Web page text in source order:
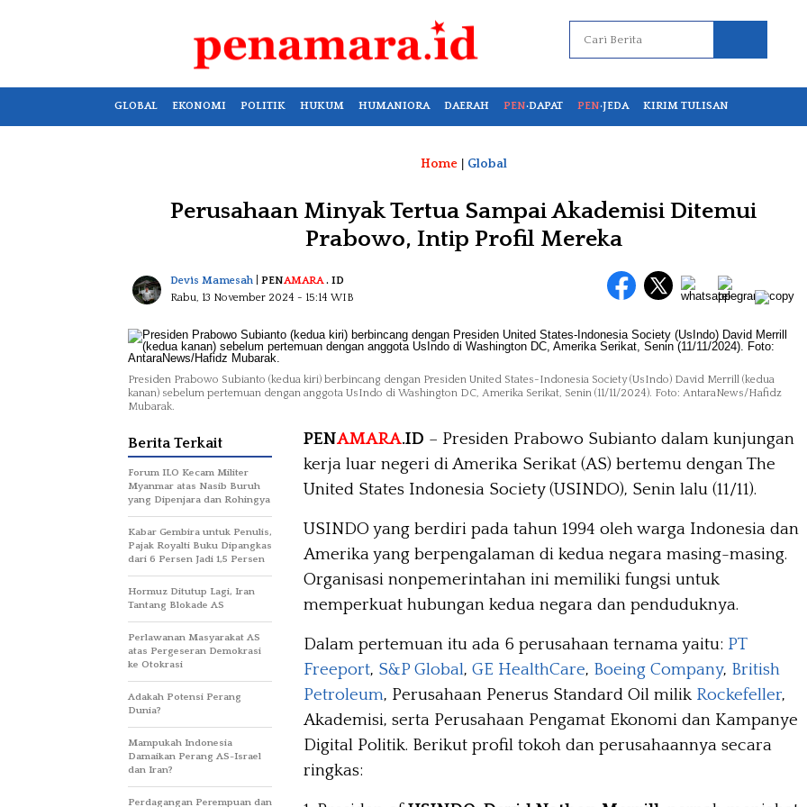
GLOBAL EKONOMI POLITIK HUKUM HUMANIORA DAERAH PEN·DAPAT PEN·JEDA KIRIM TULISAN
Home| Global
Perusahaan Minyak Tertua Sampai Akademisi Ditemui
Prabowo, Intip Profil Mereka
Devis Mamesah PENAMARA. ID
Rabu, 13 November 2024 - 15:14 WIB
Presiden Prabowo Subianto (kedua kiri) berbincang dengan Presiden United States-Indonesia Society (UsIndo) David Merrill (kedua
kanan) sebelum pertemuan dengan anggota UsIndo di Washington DC, Amerika Serikat, Senin (11/11/2024). Foto: AntaraNews/Hafidz
Mubarak.
PENAMARA.ID – Presiden Prabowo Subianto dalam kunjungan
kerja luar negeri di Amerika Serikat (AS) bertemu dengan The
United States Indonesia Society (USINDO), Senin lalu (11/11).
USINDO yang berdiri pada tahun 1994 oleh warga Indonesia dan
Amerika yang berpengalaman di kedua negara masing-masing.
Organisasi nonpemerintahan ini memiliki fungsi untuk
memperkuat hubungan kedua negara dan penduduknya.
Dalam pertemuan itu ada 6 perusahaan ternama yaitu: PT
Freeport, S&P Global, GE HealthCare, Boeing Company, British
Petroleum, Perusahaan Penerus Standard Oil milik Rockefeller,
Akademisi, serta Perusahaan Pengamat Ekonomi dan Kampanye
Digital Politik. Berikut profil tokoh dan perusahaannya secara
ringkas:
Berita Terkait
Forum ILO Kecam Militer
Myanmar atas Nasib Buruh
yang Dipenjara dan Rohingya
Kabar Gembira untuk Penulis,
Pajak Royalti Buku Dipangkas
dari 6 Persen Jadi 1,5 Persen
Hormuz Ditutup Lagi, Iran
Tantang Blokade AS
Perlawanan Masyarakat AS
atas Pergeseran Demokrasi
ke Otokrasi
Adakah Potensi Perang
Dunia?
Mampukah Indonesia
Damaikan Perang AS-Israel
dan Iran?
Perdagangan Perempuan dan